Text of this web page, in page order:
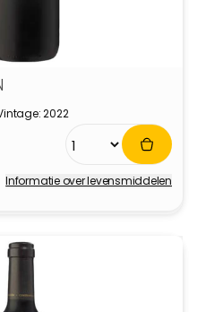
2022
Informatie over levensmiddelen